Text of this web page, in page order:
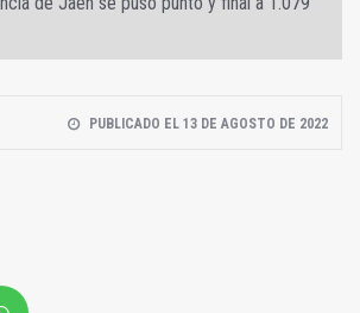
PUBLICADO EL 13 DE AGOSTO DE 2022